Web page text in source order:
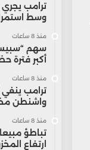
ترامب
وسط
منذ 8 ساعات
سهم “سبيس
أكبر فترة
منذ 8 ساعات
ترامب ينفي
واشنطن
منذ 8 ساعات
تباطؤ
ارتفاع